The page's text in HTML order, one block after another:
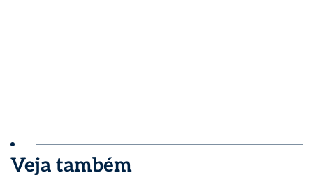
Veja também